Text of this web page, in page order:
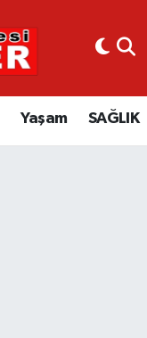
Yaşam SAĞLIK